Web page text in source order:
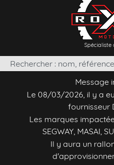
Spécialiste
Message
Le 08/03/2026, il y a
fournisseur
Les marques
SEGWAY, MASAI,
Il y aura un